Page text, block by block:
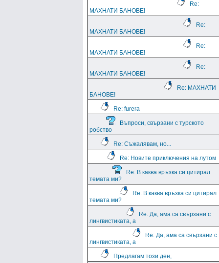
Re:
МАХНАТИ БАНОВЕ!
Re:
МАХНАТИ БАНОВЕ!
Re:
МАХНАТИ БАНОВЕ!
Re:
МАХНАТИ БАНОВЕ!
Re: МАХНАТИ
БАНОВЕ!
Re: furera
Въпроси, свързани с турското
робство
Re: Съжалявам, но...
Re: Новите приключения на лутом
Re: В каква връзка си цитирал
темата ми?
Re: В каква връзка си цитирал
темата ми?
Re: Да, ама са свързани с
лингвистиката, а
Re: Да, ама са свързани с
лингвистиката, а
Предлагам този ден,